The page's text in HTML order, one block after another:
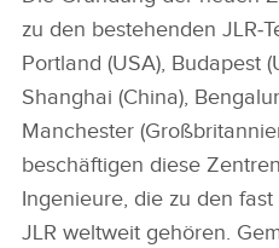
zu den bestehenden
Portland (USA), Budapest
Shanghai (China),
Manchester
beschäftigen diese
Ingenieure, die zu den
JLR weltweit gehören.